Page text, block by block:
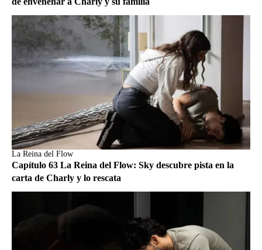
La Reina del Flow
Capítulo 63 La Reina del Flow: Sky descubre pista en la
carta de Charly y lo rescata